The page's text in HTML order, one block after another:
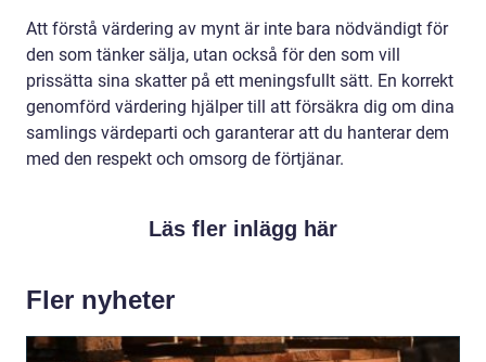
Att förstå värdering av mynt är inte bara nödvändigt för
den som tänker sälja, utan också för den som vill
prissätta sina skatter på ett meningsfullt sätt. En korrekt
genomförd värdering hjälper till att försäkra dig om dina
samlings värdeparti och garanterar att du hanterar dem
med den respekt och omsorg de förtjänar.
Läs fler inlägg här
Fler nyheter